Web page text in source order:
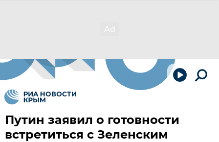
Путин заявил о готовности
встретиться с Зеленским